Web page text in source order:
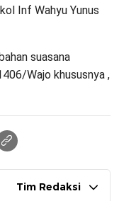
Inf Wahyu Yunus
suasana
Wajo khususnya ,
Tim Redaksi